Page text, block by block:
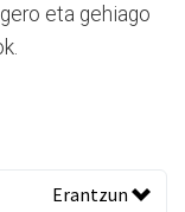
eta gehiago
Erantzun